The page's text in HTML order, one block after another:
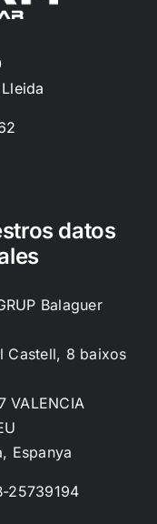
datos
Balaguer
Castell, 8 baixos
VALENCIA
Espanya
25739194